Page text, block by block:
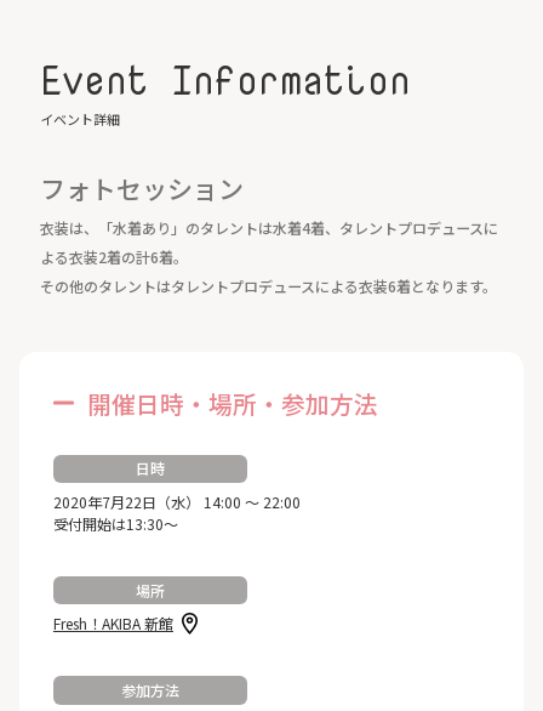
Event Information
イベント詳細
フォトセッション
衣装は、「水着あり」のタレントは水着4着、タレントプロデュースに
よる衣装2着の計6着。
その他のタレントはタレントプロデュースによる衣装6着となります。
開催日時・場所・参加方法
日時
2020年7月22日（水） 14:00 ～ 22:00
受付開始は13:30～
場所
Fresh！AKIBA 新館
参加方法